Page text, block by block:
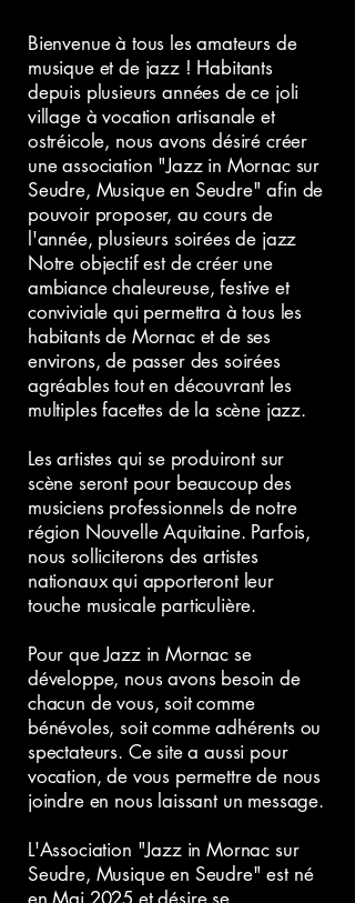
Bienvenue à tous les amateurs de
musique et de jazz ! Habitants
depuis plusieurs années de ce joli
village à vocation artisanale et
ostréicole, nous avons désiré créer
une association "Jazz in Mornac sur
Seudre, Musique en Seudre" afin de
pouvoir proposer, au cours de
l'année, plusieurs soirées de jazz
Notre objectif est de créer une
ambiance chaleureuse, festive et
conviviale qui permettra à tous les
habitants de Mornac et de ses
environs, de passer des soirées
agréables tout en découvrant les
multiples facettes de la scène jazz.
Les artistes qui se produiront sur
scène seront pour beaucoup des
musiciens professionnels de notre
région Nouvelle Aquitaine. Parfois,
nous solliciterons des artistes
nationaux qui apporteront leur
touche musicale particulière.
Pour que Jazz in Mornac se
développe, nous avons besoin de
chacun de vous, soit comme
bénévoles, soit comme adhérents ou
spectateurs. Ce site a aussi pour
vocation, de vous permettre de nous
joindre en nous laissant un message.
L'Association "Jazz in Mornac sur
Seudre, Musique en Seudre" est né